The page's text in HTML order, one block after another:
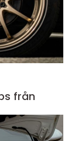
från